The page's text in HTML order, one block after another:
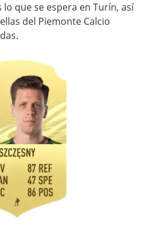
que se espera en Turín, así
del Piemonte Calcio